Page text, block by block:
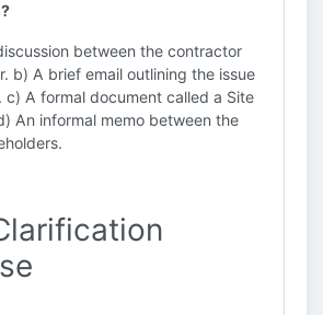
between the contractor
b) A brief email outlining the issue
c) A formal document called a Site
An informal memo between the